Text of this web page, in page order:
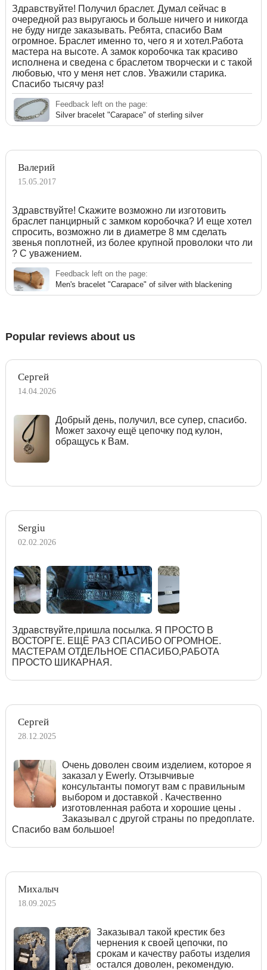
Здравствуйте! Получил браслет. Думал сейчас в
очередной раз выругаюсь и больше ничего и никогда
не буду нигде заказывать. Ребята, спасибо Вам
огромное. Браслет именно то, чего я и хотел.Работа
мастера на высоте. А замок коробочка так красиво
исполнена и сведена с браслетом творчески и с такой
любовью, что у меня нет слов. Уважили старика.
Спасибо тысячу раз!
Feedback left on the page:
Silver bracelet "Carapace" of sterling silver
Валерий
15.05.2017
Здравствуйте! Скажите возможно ли изготовить
браслет панцирный с замком коробочка? И еще хотел
спросить, возможно ли в диаметре 8 мм сделать
звенья поплотней, из более крупной проволоки что ли
? С уважением.
Feedback left on the page:
Men's bracelet "Carapace" of silver with blackening
Popular reviews about us
Сергей
14.04.2026
Добрый день, получил, все супер, спасибо.
Может захочу ещё цепочку под кулон,
обращусь к Вам.
Sergiu
02.02.2026
Здравствуйте,пришла посылка. Я ПРОСТО В
ВОСТОРГЕ. ЕЩЁ РАЗ СПАСИБО ОГРОМНОЕ.
МАСТЕРАМ ОТДЕЛЬНОЕ СПАСИБО,РАБОТА
ПРОСТО ШИКАРНАЯ.
Сергей
28.12.2025
Очень доволен своим изделием, которое я
заказал у Ewerly. Отзывчивые
консультанты помогут вам с правильным
выбором и доставкой . Качественно
изготовленная работа и хорошие цены .
Заказывал с другой страны по предоплате.
Спасибо вам большое!
Михалыч
18.09.2025
Заказывал такой крестик без
чернения к своей цепочки, по
срокам и качеству работы изделия
остался доволен, рекомендую.